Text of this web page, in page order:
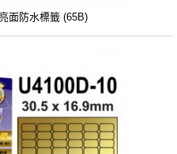
面防水標籤 (65B)